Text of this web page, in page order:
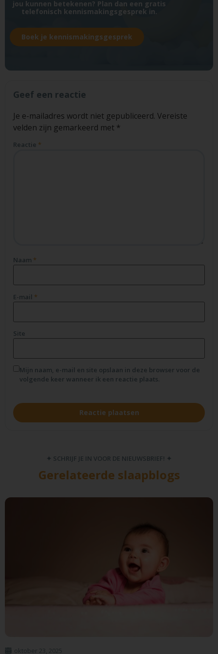
jou kunnen betekenen? Plan dan een gratis
telefonisch kennismakingsgesprek in.
Boek je kennismakingsgesprek
Geef een reactie
Je e-mailadres wordt niet gepubliceerd. Vereiste
velden zijn gemarkeerd met *
Reactie *
Naam *
E-mail *
Site
Mijn naam, e-mail en site opslaan in deze browser voor de
volgende keer wanneer ik een reactie plaats.
✦ SCHRIJF JE IN VOOR DE NIEUWSBRIEF! ✦
Gerelateerde slaapblogs
oktober 23, 2025